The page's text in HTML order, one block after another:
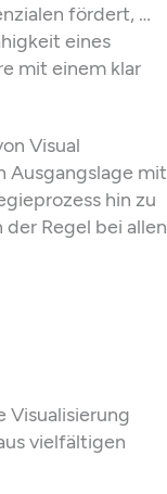
fördert, …
eines
mit einem klar
Visual
Ausgangslage mit
hin zu
Regel bei allen
Visualisierung
vielfältigen